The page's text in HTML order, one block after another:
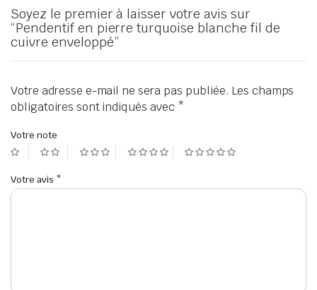
Soyez le premier à laisser votre avis sur
“Pendentif en pierre turquoise blanche fil de
cuivre enveloppé”
Votre adresse e-mail ne sera pas publiée. Les champs
obligatoires sont indiqués avec *
Votre note
Votre avis *